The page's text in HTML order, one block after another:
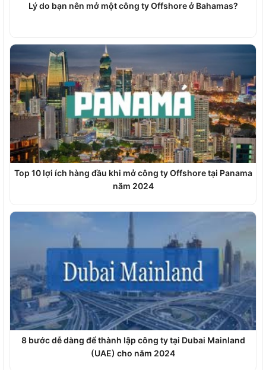
Lý do bạn nên mở một công ty Offshore ở Bahamas?
Top 10 lợi ích hàng đầu khi mở công ty Offshore tại Panama
năm 2024
8 bước dễ dàng để thành lập công ty tại Dubai Mainland
(UAE) cho năm 2024